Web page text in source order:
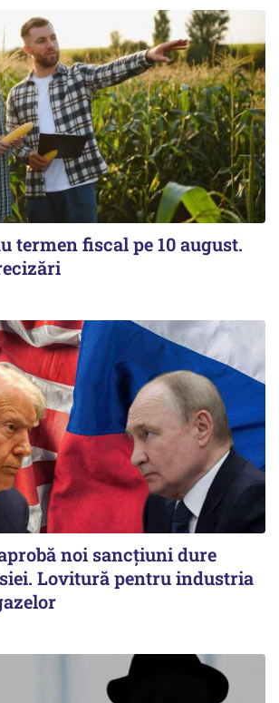
termen fiscal pe 10 august.
noi sancțiuni dure
Lovitură pentru industria